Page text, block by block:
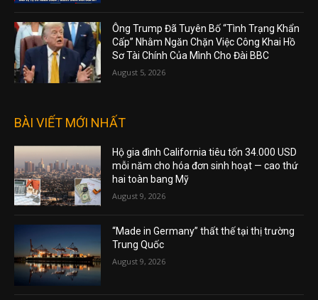
Ông Trump Đã Tuyên Bố “Tình Trạng Khẩn
Cấp” Nhằm Ngăn Chặn Việc Công Khai Hồ
Sơ Tài Chính Của Mình Cho Đài BBC
August 5, 2026
BÀI VIẾT MỚI NHẤT
Hộ gia đình California tiêu tốn 34.000 USD
mỗi năm cho hóa đơn sinh hoạt — cao thứ
hai toàn bang Mỹ
August 9, 2026
“Made in Germany” thất thế tại thị trường
Trung Quốc
August 9, 2026